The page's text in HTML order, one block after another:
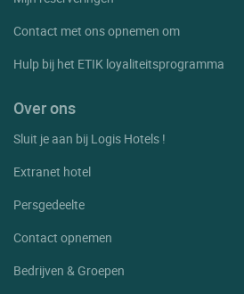
Contact met ons opnemen om
Hulp bij het ETIK loyaliteitsprogramma
Over ons
Sluit je aan bij Logis Hotels !
Extranet hotel
Persgedeelte
Contact opnemen
Bedrijven & Groepen